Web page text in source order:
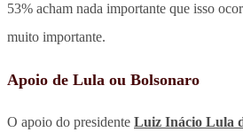
53% acham nada importante que isso
muito importante.
Apoio de Lula ou Bolsonaro
O apoio do presidente Luiz Inácio Lula